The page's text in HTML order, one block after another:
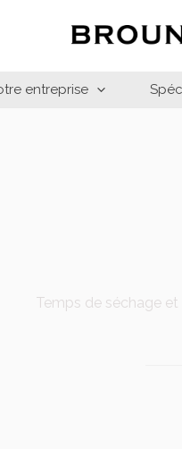
entreprise
Temps de séchage et